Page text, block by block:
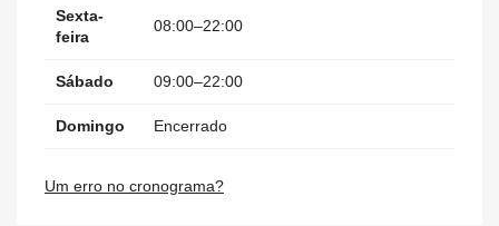
Sexta-
feira
08:00–22:00
Sábado 09:00–22:00
Domingo Encerrado
Um erro no cronograma?